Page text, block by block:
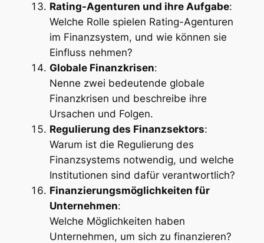
Rating-Agenturen und ihre Aufgabe:
Welche Rolle spielen Rating-Agenturen
im Finanzsystem, und wie können sie
Einfluss nehmen?
Globale Finanzkrisen:
Nenne zwei bedeutende globale
Finanzkrisen und beschreibe ihre
Ursachen und Folgen.
Regulierung des Finanzsektors:
Warum ist die Regulierung des
Finanzsystems notwendig, und welche
Institutionen sind dafür verantwortlich?
Finanzierungsmöglichkeiten für
Unternehmen:
Welche Möglichkeiten haben
Unternehmen, um sich zu finanzieren?